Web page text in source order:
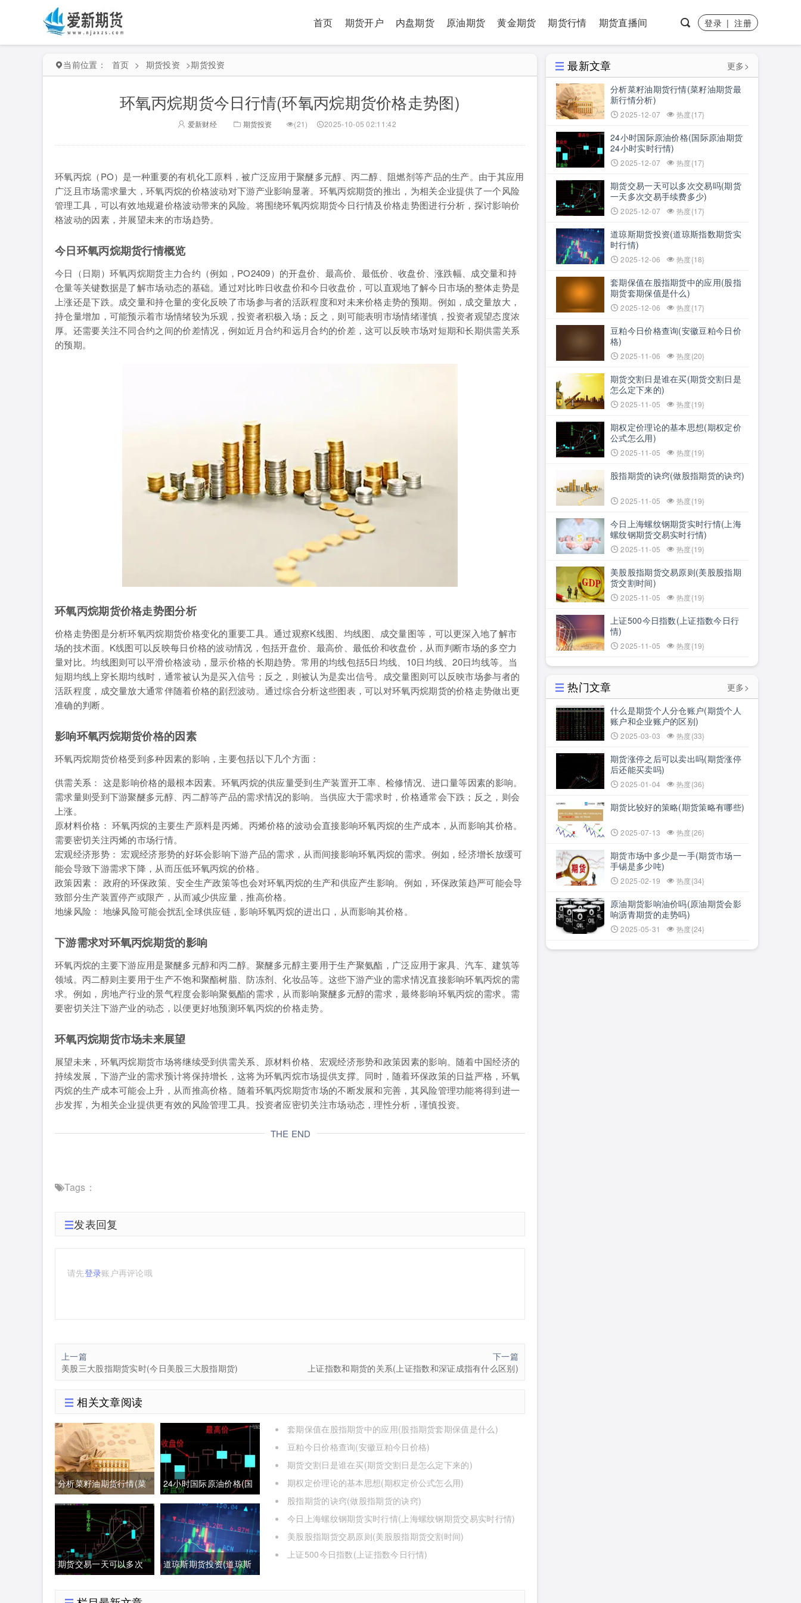
首页 期货开户 内盘期货 原油期货 黄金期货 期货行情 期货直播间 登录|注册
当前位置： 首页 > 期货投资 >期货投资
环氧丙烷期货今日行情(环氧丙烷期货价格走势图)
爱新财经 期货投资 (21) 2025-10-05 02:11:42
环氧丙烷（PO）是一种重要的有机化工原料，被广泛应用于聚醚多元醇、丙二醇、阻燃剂等产品的生产。由于其应用
广泛且市场需求量大，环氧丙烷的价格波动对下游产业影响显著。环氧丙烷期货的推出，为相关企业提供了一个风险
管理工具，可以有效地规避价格波动带来的风险。将围绕环氧丙烷期货今日行情及价格走势图进行分析，探讨影响价
格波动的因素，并展望未来的市场趋势。
今日环氧丙烷期货行情概览
今日（日期）环氧丙烷期货主力合约（例如，PO2409）的开盘价、最高价、最低价、收盘价、涨跌幅、成交量和持
仓量等关键数据是了解市场动态的基础。通过对比昨日收盘价和今日收盘价，可以直观地了解今日市场的整体走势是
上涨还是下跌。成交量和持仓量的变化反映了市场参与者的活跃程度和对未来价格走势的预期。例如，成交量放大，
持仓量增加，可能预示着市场情绪较为乐观，投资者积极入场；反之，则可能表明市场情绪谨慎，投资者观望态度浓
厚。还需要关注不同合约之间的价差情况，例如近月合约和远月合约的价差，这可以反映市场对短期和长期供需关系
的预期。
环氧丙烷期货价格走势图分析
价格走势图是分析环氧丙烷期货价格变化的重要工具。通过观察K线图、均线图、成交量图等，可以更深入地了解市
场的技术面。K线图可以反映每日价格的波动情况，包括开盘价、最高价、最低价和收盘价，从而判断市场的多空力
量对比。均线图则可以平滑价格波动，显示价格的长期趋势。常用的均线包括5日均线、10日均线、20日均线等。当
短期均线上穿长期均线时，通常被认为是买入信号；反之，则被认为是卖出信号。成交量图则可以反映市场参与者的
活跃程度，成交量放大通常伴随着价格的剧烈波动。通过综合分析这些图表，可以对环氧丙烷期货的价格走势做出更
准确的判断。
影响环氧丙烷期货价格的因素
环氧丙烷期货价格受到多种因素的影响，主要包括以下几个方面：
供需关系： 这是影响价格的最根本因素。环氧丙烷的供应量受到生产装置开工率、检修情况、进口量等因素的影响。
需求量则受到下游聚醚多元醇、丙二醇等产品的需求情况的影响。当供应大于需求时，价格通常会下跌；反之，则会
上涨。
原材料价格： 环氧丙烷的主要生产原料是丙烯。丙烯价格的波动会直接影响环氧丙烷的生产成本，从而影响其价格。
需要密切关注丙烯的市场行情。
宏观经济形势： 宏观经济形势的好坏会影响下游产品的需求，从而间接影响环氧丙烷的需求。例如，经济增长放缓可
能会导致下游需求下降，从而压低环氧丙烷的价格。
政策因素： 政府的环保政策、安全生产政策等也会对环氧丙烷的生产和供应产生影响。例如，环保政策趋严可能会导
致部分生产装置停产或限产，从而减少供应量，推高价格。
地缘风险： 地缘风险可能会扰乱全球供应链，影响环氧丙烷的进出口，从而影响其价格。
下游需求对环氧丙烷期货的影响
环氧丙烷的主要下游应用是聚醚多元醇和丙二醇。聚醚多元醇主要用于生产聚氨酯，广泛应用于家具、汽车、建筑等
领域。丙二醇则主要用于生产不饱和聚酯树脂、防冻剂、化妆品等。这些下游产业的需求情况直接影响环氧丙烷的需
求。例如，房地产行业的景气程度会影响聚氨酯的需求，从而影响聚醚多元醇的需求，最终影响环氧丙烷的需求。需
要密切关注下游产业的动态，以便更好地预测环氧丙烷的价格走势。
环氧丙烷期货市场未来展望
展望未来，环氧丙烷期货市场将继续受到供需关系、原材料价格、宏观经济形势和政策因素的影响。随着中国经济的
持续发展，下游产业的需求预计将保持增长，这将为环氧丙烷市场提供支撑。同时，随着环保政策的日益严格，环氧
丙烷的生产成本可能会上升，从而推高价格。随着环氧丙烷期货市场的不断发展和完善，其风险管理功能将得到进一
步发挥，为相关企业提供更有效的风险管理工具。投资者应密切关注市场动态，理性分析，谨慎投资。
THE END
Tags：
发表回复
请先登录账户再评论哦
上一篇
美股三大股指期货实时(今日美股三大股指期货)
下一篇
上证指数和期货的关系(上证指数和深证成指有什么区别)
相关文章阅读
分析菜籽油期货行情(菜
籽油期货最新行情分析)
24小时国际原油价格(国
际原油期货24小时实时
期货交易一天可以多次
道琼斯期货投资(道琼斯
套期保值在股指期货中的应用(股指期货套期保值是什么)
豆粕今日价格查询(安徽豆粕今日价格)
期货交割日是谁在买(期货交割日是怎么定下来的)
期权定价理论的基本思想(期权定价公式怎么用)
股指期货的诀窍(做股指期货的诀窍)
今日上海螺纹钢期货实时行情(上海螺纹钢期货交易实时行情)
美股股指期货交易原则(美股股指期货交割时间)
上证500今日指数(上证指数今日行情)
最新文章
更多>
分析菜籽油期货行情(菜籽油期货最
新行情分析)
2025-12-07 热度{17}
24小时国际原油价格(国际原油期货
24小时实时行情)
2025-12-07 热度{17}
期货交易一天可以多次交易吗(期货
一天多次交易手续费多少)
2025-12-07 热度{17}
道琼斯期货投资(道琼斯指数期货实
时行情)
2025-12-06 热度{18}
套期保值在股指期货中的应用(股指
期货套期保值是什么)
2025-12-06 热度{17}
豆粕今日价格查询(安徽豆粕今日价
格)
2025-11-06 热度{20}
期货交割日是谁在买(期货交割日是
怎么定下来的)
2025-11-05 热度{19}
期权定价理论的基本思想(期权定价
公式怎么用)
2025-11-05 热度{19}
股指期货的诀窍(做股指期货的诀窍)
2025-11-05 热度{19}
今日上海螺纹钢期货实时行情(上海
螺纹钢期货交易实时行情)
2025-11-05 热度{19}
美股股指期货交易原则(美股股指期
货交割时间)
2025-11-05 热度{19}
上证500今日指数(上证指数今日行
情)
2025-11-05 热度{19}
热门文章
更多>
什么是期货个人分仓账户(期货个人
账户和企业账户的区别)
2025-03-03 热度{33}
期货涨停之后可以卖出吗(期货涨停
后还能买卖吗)
2025-01-04 热度{36}
期货比较好的策略(期货策略有哪些)
2025-07-13 热度{26}
期货市场中多少是一手(期货市场一
手锡是多少吨)
2025-02-19 热度{34}
原油期货影响油价吗(原油期货会影
响沥青期货的走势吗)
2025-05-31 热度{24}